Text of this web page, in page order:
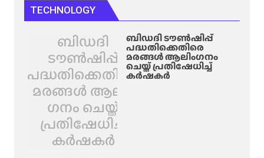
TECHNOLOGY
ബിഡദി
ടൗൺഷിപ്പ്
പദ്ധതിക്കെതിരെ
മരങ്ങൾ ആലിം​
ഗനം ചെയ്ത്
പ്രതിഷേധിച്ച്
കർഷകർ
ബിഡദി ടൗൺഷിപ്പ്
പദ്ധതിക്കെതിരെ
മരങ്ങൾ ആലിം​ഗനം
ചെയ്ത് പ്രതിഷേധിച്ച്
കർഷകർ